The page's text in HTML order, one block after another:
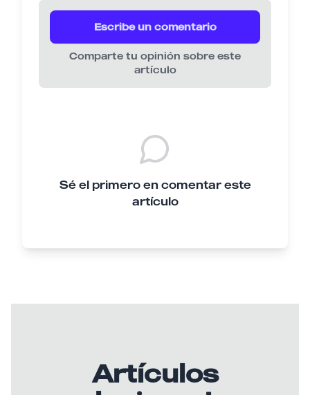
Escribe un comentario
Comparte tu opinión sobre este
artículo
Sé el primero en comentar este
artículo
Artículos